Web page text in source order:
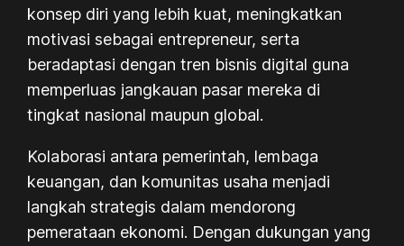
konsep diri yang lebih kuat, meningkatkan
motivasi sebagai entrepreneur, serta
beradaptasi dengan tren bisnis digital guna
memperluas jangkauan pasar mereka di
tingkat nasional maupun global.
Kolaborasi antara pemerintah, lembaga
keuangan, dan komunitas usaha menjadi
langkah strategis dalam mendorong
pemerataan ekonomi. Dengan dukungan yang